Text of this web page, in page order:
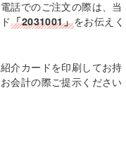
話でのご注文の際は、当
「2031001」をお伝えく
介カードを印刷してお持
会計の際ご提示ください